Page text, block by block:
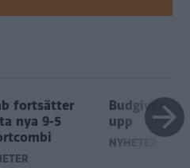
fortsätter
nya 9-5
Budgivare
upp
NYHETER